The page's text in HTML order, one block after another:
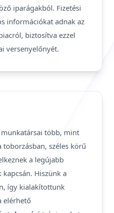
iparágakból. Fizetési
információkat adnak az
biztosítva ezzel
versenyelőnyét.
több, mint
széles körű
a legújabb
Hiszünk a
így kialakítottunk
elérhető